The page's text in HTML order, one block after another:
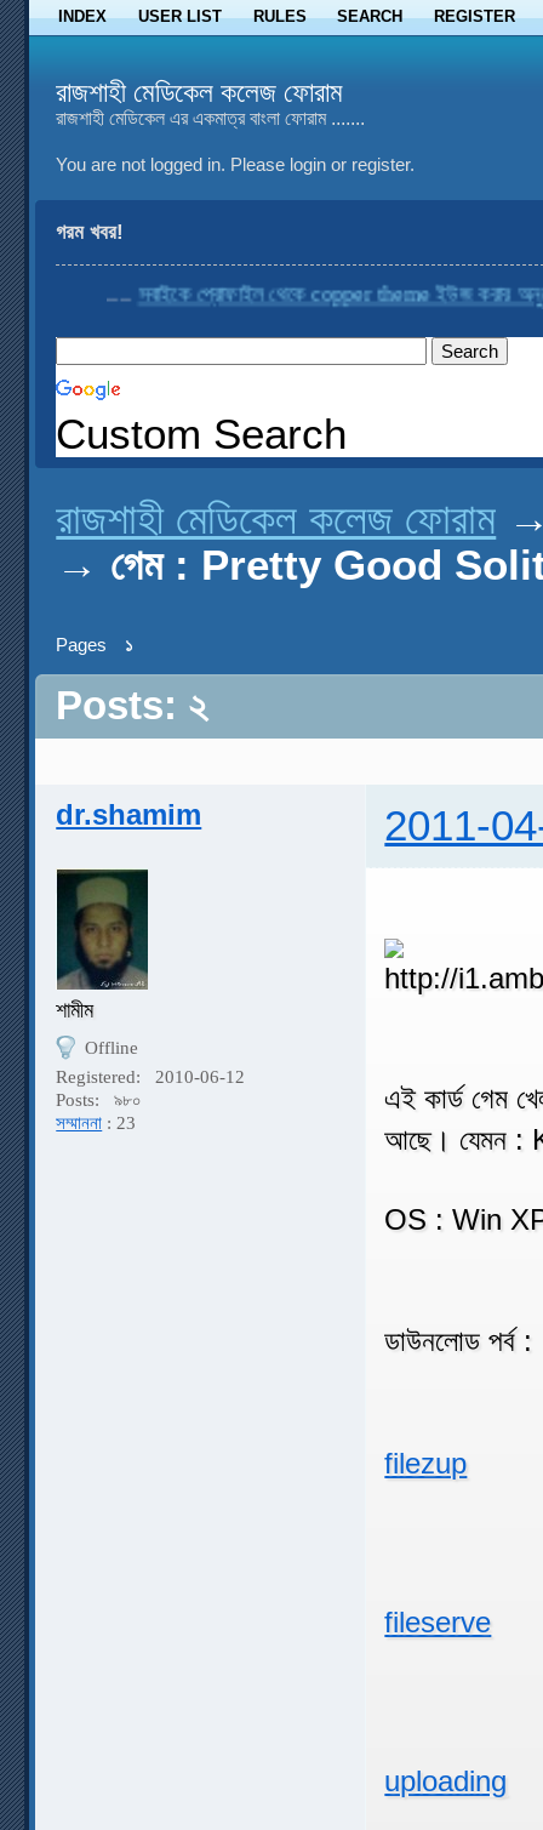
INDEX USER LIST RULES SEARCH REGISTER
রাজশাহী মেডিকেল কলেজ ফোরাম
রাজশাহী মেডিকেল এর একমাত্র বাংলা ফোরাম .......
You are not logged in. Please login or register.
গরম খবর!
....সবাইকে প্রোফাইল থেকে copper theme ইউজ করার
Custom Search
রাজশাহী মেডিকেল কলেজ ফোরাম
→ গেম : Pretty Good
Pages ১
Posts: ২
dr.shamim 2011-
শামীম
Offline
Registered:
2010-06-12
Posts:
৯৮০
সম্মাননা : 23
এই কার্ড গেম
আছে। যেমন :
OS : Win
ডাউনলোড পর্ব :
filezup
fileserve
uploading